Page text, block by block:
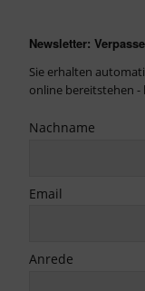
Newsletter:
Sie erhalten
online bereitstehen -
Nachname
Email
Anrede